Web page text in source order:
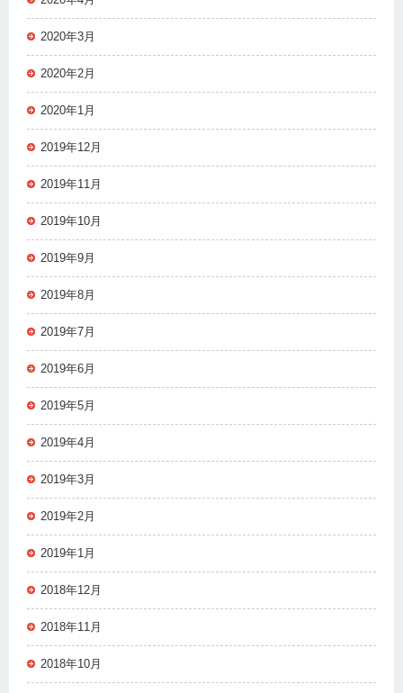
2020年3月
2020年2月
2020年1月
2019年12月
2019年11月
2019年10月
2019年9月
2019年8月
2019年7月
2019年6月
2019年5月
2019年4月
2019年3月
2019年2月
2019年1月
2018年12月
2018年11月
2018年10月